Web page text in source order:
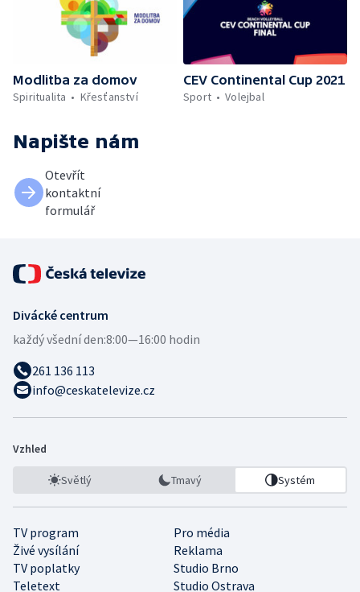
Modlitba za domov
Spiritualita
Křesťanství
CEV Continental Cup 2021
Sport
Volejbal
Napište nám
Otevřít
kontaktní
formulář
Divácké centrum
každý všední den:8:00—16:00 hodin
261 136 113
info@ceskatelevize.cz
Vzhled
Světlý Tmavý Systém
TV program
Pro média
Živé vysílání
Reklama
TV poplatky
Studio Brno
Teletext
Studio Ostrava